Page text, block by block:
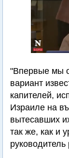
"Впервые мы
вариант
капителей,
Израиле на
вытесавших
так же, как и